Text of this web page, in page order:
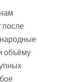
после
объёму